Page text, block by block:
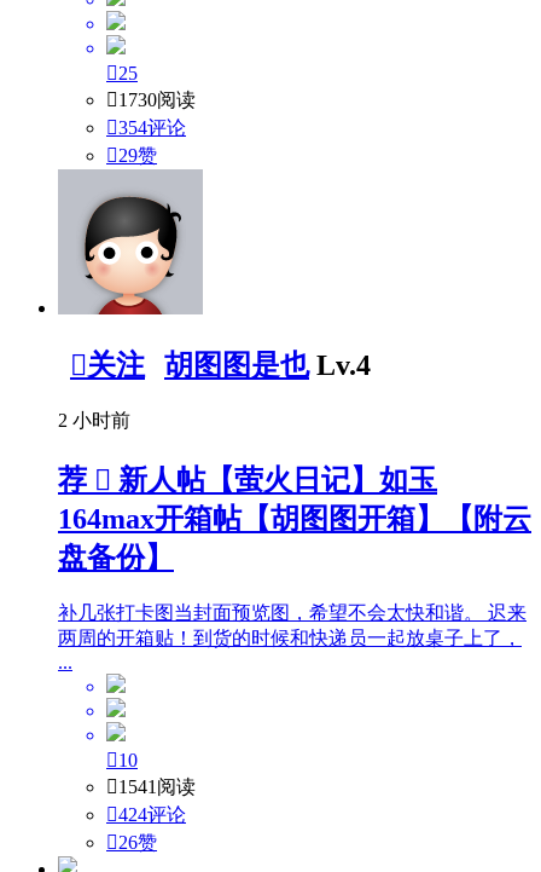
25
1730阅读
354评论
29赞
关注 胡图图是也 Lv.4
2 小时前
荐  新人帖【萤火日记】如玉
164max开箱帖【胡图图开箱】【附云
盘备份】
补几张打卡图当封面预览图，希望不会太快和谐。 迟来
两周的开箱贴！到货的时候和快递员一起放桌子上了，
...
10
1541阅读
424评论
26赞